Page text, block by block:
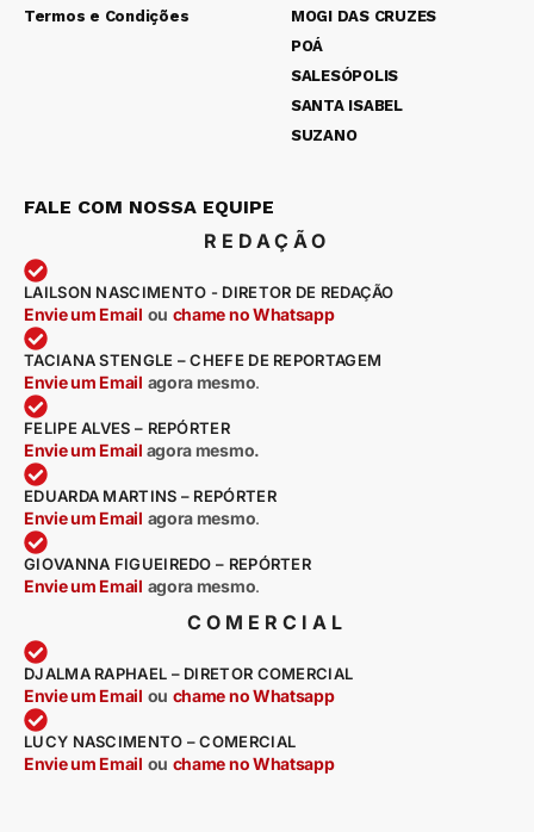
Termos e Condições
MOGI DAS CRUZES
POÁ
SALESÓPOLIS
SANTA ISABEL
SUZANO
FALE COM NOSSA EQUIPE
REDAÇÃO
LAILSON NASCIMENTO - DIRETOR DE REDAÇÃO
Envie um Email ou chame no Whatsapp
TACIANA STENGLE – CHEFE DE REPORTAGEM
Envie um Email agora mesmo.
FELIPE ALVES – REPÓRTER
Envie um Email agora mesmo.
EDUARDA MARTINS – REPÓRTER
Envie um Email agora mesmo.
GIOVANNA FIGUEIREDO – REPÓRTER
Envie um Email agora mesmo.
COMERCIAL
DJALMA RAPHAEL – DIRETOR COMERCIAL
Envie um Email ou chame no Whatsapp
LUCY NASCIMENTO – COMERCIAL
Envie um Email ou chame no Whatsapp